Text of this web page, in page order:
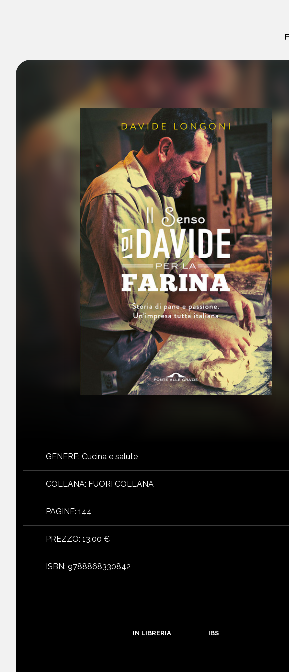
GENERE: Cucina e salute
COLLANA: FUORI COLLANA
PAGINE: 144
PREZZO: 13.00 €
ISBN: 9788868330842
IN LIBRERIA IBS